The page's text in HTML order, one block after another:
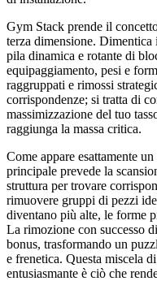
Gym Stack prende il
terza dimensione.
pila dinamica e rotante di
equipaggiamento, pesi e
raggruppati e rimossi
corrispondenze; si tratta di
massimizzazione del tuo
raggiunga la massa critica.
Come appare esattamente
principale prevede la
struttura per trovare
rimuovere gruppi di pezzi
diventano più alte, le forme
La rimozione con successo
bonus, trasformando un
e frenetica. Questa miscela
entusiasmante è ciò che